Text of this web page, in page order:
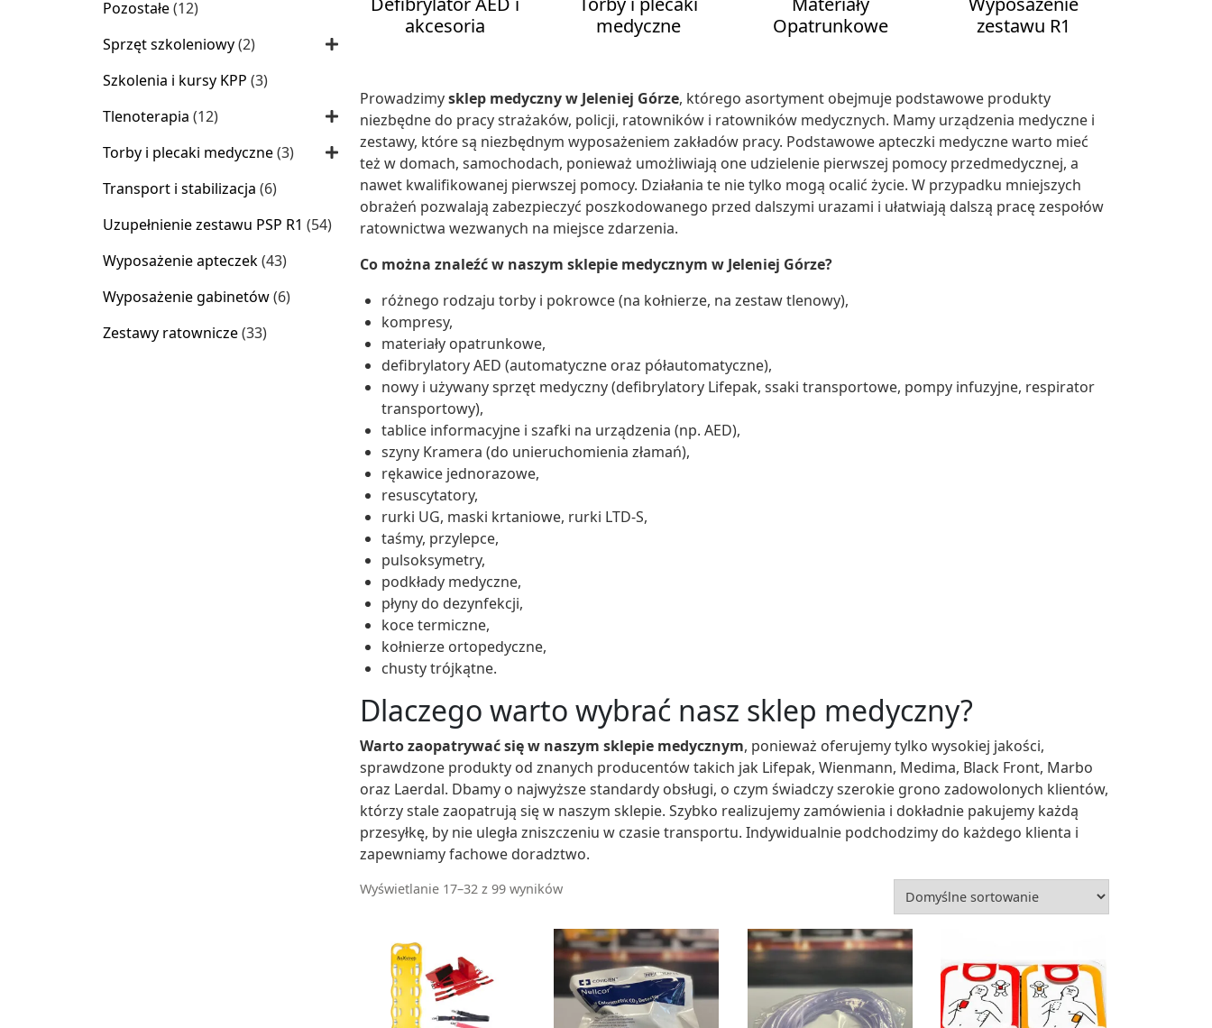
Pozostałe 1212
Sprzęt szkoleniowy 22
Szkolenia i kursy KPP 33
Tlenoterapia 1212
Torby i plecaki medyczne 33
Transport i stabilizacja 66
Uzupełnienie zestawu PSP R1 5454
Wyposażenie apteczek 4343
Wyposażenie gabinetów 66
Zestawy ratownicze 3333
akcesoria
medyczne
Opatrunkowe
zestawu R1
Prowadzimysklep medyczny w Jeleniej Górze, którego asortyment obejmuje podstawowe produkty
niezbędne do pracy strażaków, policji, ratowników i ratowników medycznych. Mamy urządzenia medyczne i
zestawy, które są niezbędnym wyposażeniem zakładów pracy. Podstawowe apteczki medyczne warto mieć
też w domach, samochodach, ponieważ umożliwiają one udzielenie pierwszej pomocy przedmedycznej, a
nawet kwalifikowanej pierwszej pomocy. Działania te nie tylko mogą ocalić życie. W przypadku mniejszych
obrażeń pozwalają zabezpieczyć poszkodowanego przed dalszymi urazami i ułatwiają dalszą pracę zespołów
ratownictwa wezwanych na miejsce zdarzenia.
Co można znaleźć w naszym sklepie medycznym w Jeleniej Górze?
różnego rodzaju torby i pokrowce (na kołnierze, na zestaw tlenowy),
kompresy,
materiały opatrunkowe,
defibrylatory AED (automatyczne oraz półautomatyczne),
nowy i używany sprzęt medyczny (defibrylatory Lifepak, ssaki transportowe, pompy infuzyjne, respirator
transportowy),
tablice informacyjne i szafki na urządzenia (np. AED),
szyny Kramera (do unieruchomienia złamań),
rękawice jednorazowe,
resuscytatory,
rurki UG, maski krtaniowe, rurki LTD-S,
taśmy, przylepce,
pulsoksymetry,
podkłady medyczne,
płyny do dezynfekcji,
koce termiczne,
kołnierze ortopedyczne,
chusty trójkątne.
Dlaczego warto wybrać nasz sklep medyczny?
Warto zaopatrywać się w naszym sklepie medycznym, ponieważ oferujemy tylko wysokiej jakości,
sprawdzone produkty od znanych producentów takich jak Lifepak, Wienmann, Medima, Black Front, Marbo
oraz Laerdal. Dbamy o najwyższe standardy obsługi, o czym świadczy szerokie grono zadowolonych klientów,
którzy stale zaopatrują się w naszym sklepie. Szybko realizujemy zamówienia i dokładnie pakujemy każdą
przesyłkę, by nie uległa zniszczeniu w czasie transportu. Indywidualnie podchodzimy do każdego klienta i
zapewniamy fachowe doradztwo.
Wyświetlanie 17–32 z 99 wyników